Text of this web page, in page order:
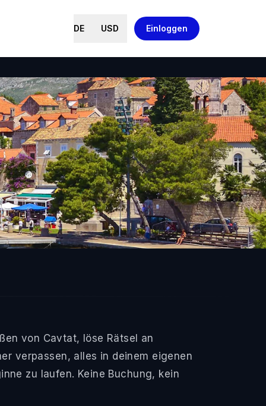
DE USD Einloggen
von Cavtat, löse Rätsel an
verpassen, alles in deinem eigenen
zu laufen. Keine Buchung, kein